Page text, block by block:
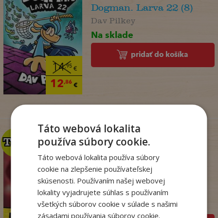
14,95€
12,86€
Dogman. Larva 22 (8)
Dav Pilkey
Na sklade
pridať do košíka
TOP
TOP
Krv sa stane zábavou
(Dominik Dán 42)
Dominik Dán
Na sklade
Táto webová lokalita
používa súbory cookie.
Táto webová lokalita používa súbory
cookie na zlepšenie používateľskej
skúsenosti. Používaním našej webovej
lokality vyjadrujete súhlas s používaním
všetkých súborov cookie v súlade s našimi
zásadami používania súborov cookie.